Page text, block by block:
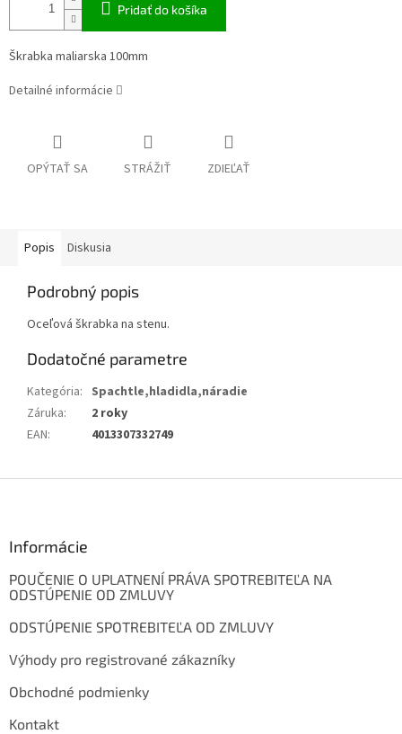
Pridať do košíka
Škrabka maliarska 100mm
Detailné informácie
OPÝTAŤ SA STRÁŽIŤ ZDIEĽAŤ
Popis Diskusia
Podrobný popis
Oceľová škrabka na stenu.
Dodatočné parametre
Kategória: Spachtle,hladidla,náradie
Záruka:
2 roky
EAN: 4013307332749
Informácie
POUČENIE O UPLATNENÍ PRÁVA SPOTREBITEĽA NA
ODSTÚPENIE OD ZMLUVY
ODSTÚPENIE SPOTREBITEĽA OD ZMLUVY
Výhody pro registrované zákazníky
Obchodné podmienky
Kontakt